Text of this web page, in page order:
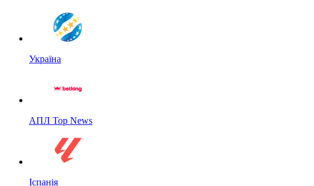
Україна
АПЛ Top News
Іспанія